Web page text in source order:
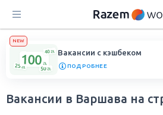
NEW
Вакансии с кэшбеком
ПОДРОБНЕЕ
Вакансии в Варшава на